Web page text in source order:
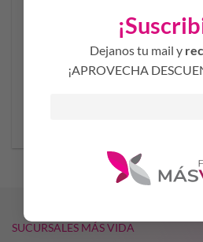
Dejanos tu mail y
¡APROVECHA
INFILTREX COMP.REC.X 30
$
SUCURSALES MÁS VIDA